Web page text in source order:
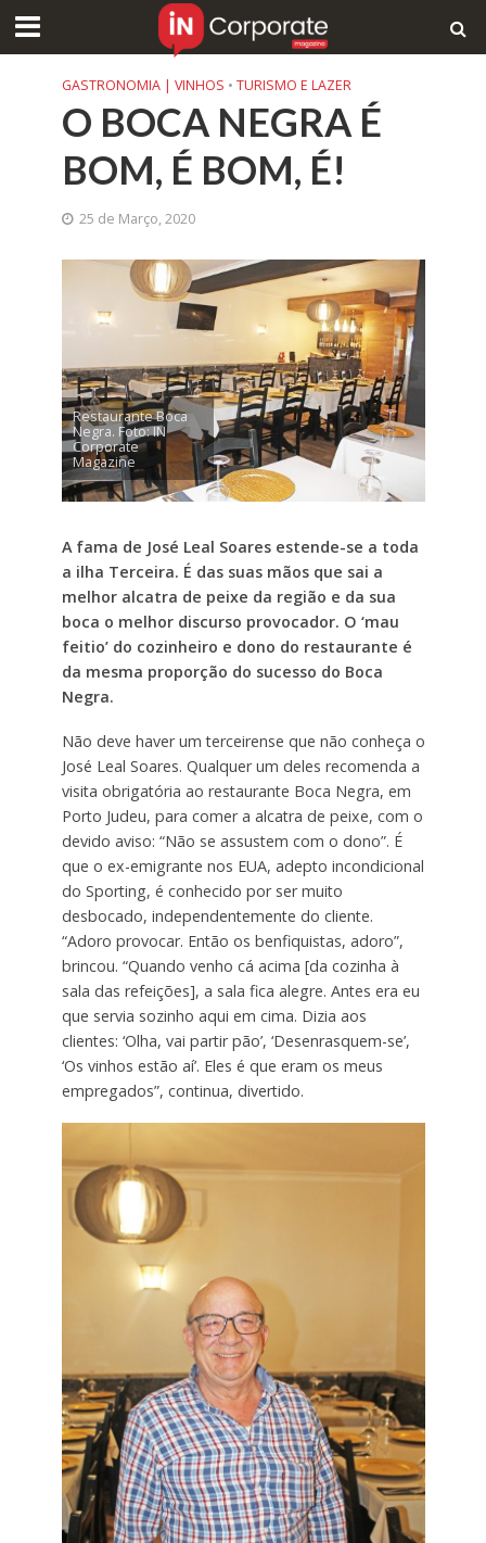
GASTRONOMIA | VINHOS • TURISMO E LAZER
O BOCA NEGRA É
BOM, É BOM, É!
25 de Março, 2020
Restaurante Boca
Negra. Foto: IN
Corporate
Magazine
A fama de José Leal Soares estende-se a toda
a ilha Terceira. É das suas mãos que sai a
melhor alcatra de peixe da região e da sua
boca o melhor discurso provocador. O ‘mau
feitio’ do cozinheiro e dono do restaurante é
da mesma proporção do sucesso do Boca
Negra.
Não deve haver um terceirense que não conheça o
José Leal Soares. Qualquer um deles recomenda a
visita obrigatória ao restaurante Boca Negra, em
Porto Judeu, para comer a alcatra de peixe, com o
devido aviso: “Não se assustem com o dono”. É
que o ex-emigrante nos EUA, adepto incondicional
do Sporting, é conhecido por ser muito
desbocado, independentemente do cliente.
“Adoro provocar. Então os benfiquistas, adoro”,
brincou. “Quando venho cá acima [da cozinha à
sala das refeições], a sala fica alegre. Antes era eu
que servia sozinho aqui em cima. Dizia aos
clientes: ‘Olha, vai partir pão’, ‘Desenrasquem-se’,
‘Os vinhos estão aí’. Eles é que eram os meus
empregados”, continua, divertido.